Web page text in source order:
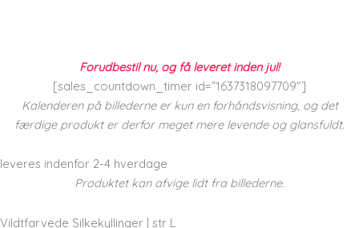
Forudbestil nu, og få leveret inden jul!
[sales_countdown_timer id=”1637318097709″]
Kalenderen på billederne er kun en forhåndsvisning, og det
færdige produkt er derfor meget mere levende og glansfuldt.
leveres indenfor 2-4 hverdage
Produktet kan afvige lidt fra billederne.
Vildtfarvede Silkekyllinger | str L